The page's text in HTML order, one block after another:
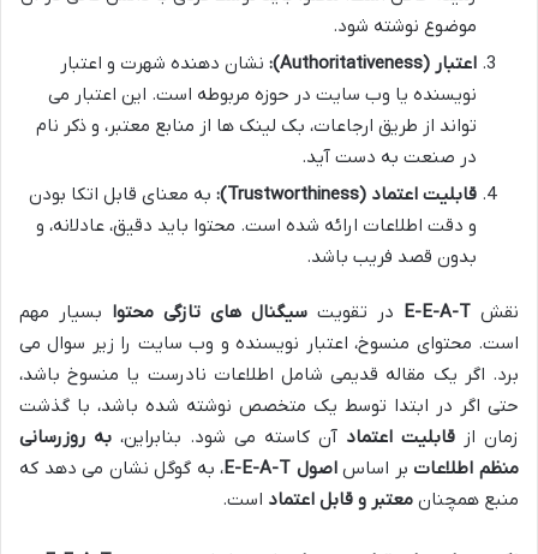
موضوع نوشته شود.
اعتبار (Authoritativeness):
نشان دهنده شهرت و اعتبار
نویسنده یا وب سایت در حوزه مربوطه است. این اعتبار می
تواند از طریق ارجاعات، بک لینک ها از منابع معتبر، و ذکر نام
در صنعت به دست آید.
قابلیت اعتماد (Trustworthiness):
به معنای قابل اتکا بودن
و دقت اطلاعات ارائه شده است. محتوا باید دقیق، عادلانه، و
بدون قصد فریب باشد.
نقش E-E-A-T در تقویت سیگنال های تازگی محتوا بسیار مهم
است. محتوای منسوخ، اعتبار نویسنده و وب سایت را زیر سوال می
برد. اگر یک مقاله قدیمی شامل اطلاعات نادرست یا منسوخ باشد،
حتی اگر در ابتدا توسط یک متخصص نوشته شده باشد، با گذشت
زمان از قابلیت اعتماد آن کاسته می شود. بنابراین، به روزرسانی
منظم اطلاعات بر اساساصول E-E-A-T
، به گوگل نشان می دهد که
منبع همچنان معتبر و قابل اعتماد است.